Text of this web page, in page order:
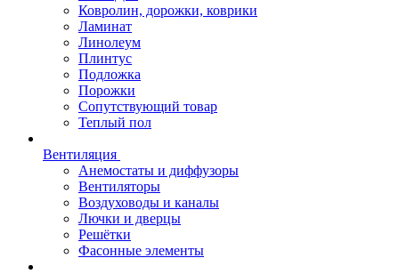
Ковролин, дорожки, коврики
Ламинат
Линолеум
Плинтус
Подложка
Порожки
Сопутствующий товар
Теплый пол
Вентиляция
Анемостаты и диффузоры
Вентиляторы
Воздуховоды и каналы
Лючки и дверцы
Решётки
Фасонные элементы